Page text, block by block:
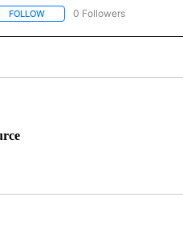
FOLLOWFOLLOW "CNN - SPANISH" TO
0 Followers